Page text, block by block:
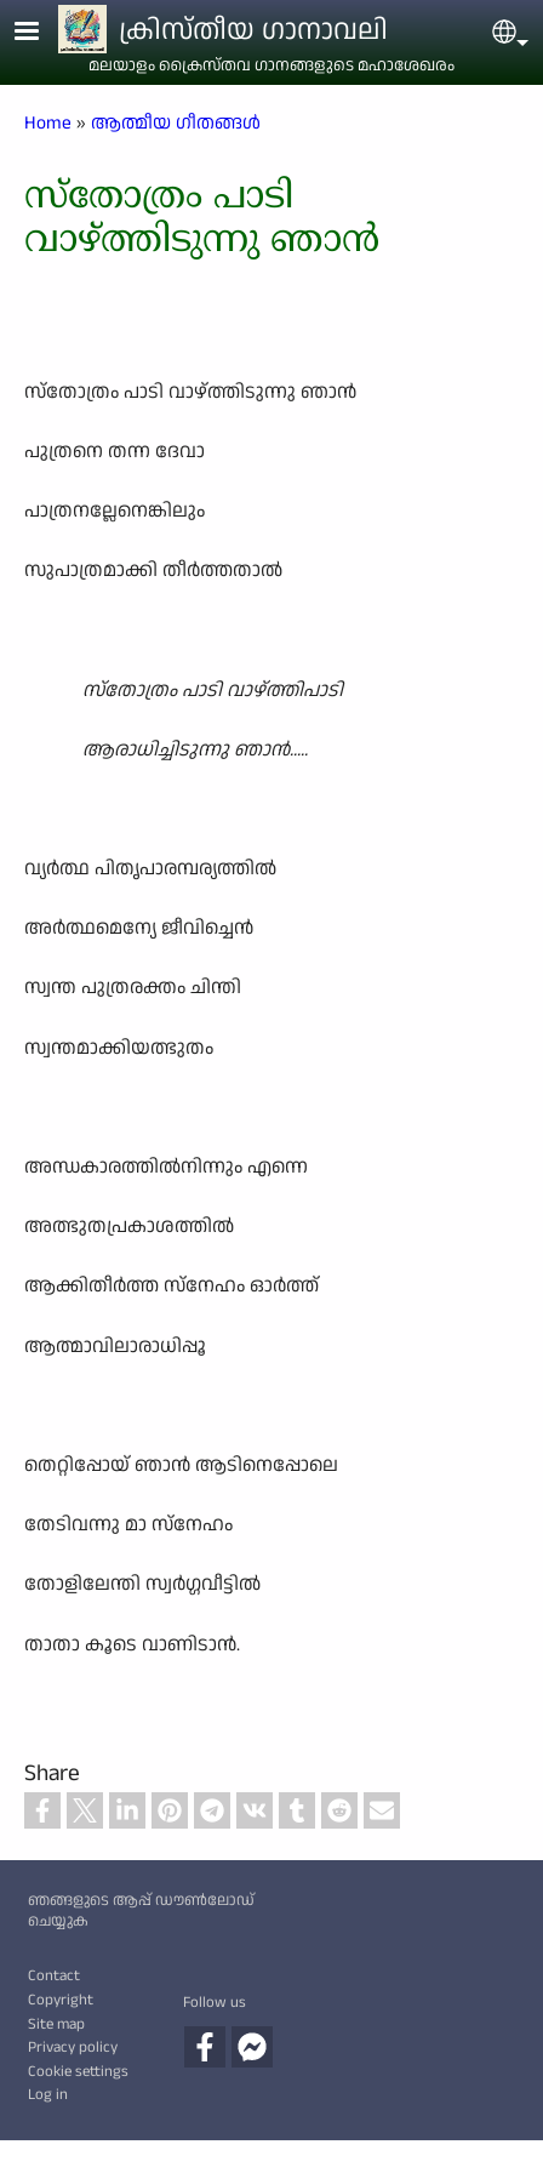
Skip to main contentക്രിസ്തീയ ഗാനാവലി
മലയാളം ക്രൈസ്തവ ഗാനങ്ങളുടെ മഹാശേഖരം
Breadcrumb
Home ആത്മീയ ഗീതങ്ങൾ
സ്തോത്രം പാടി
വാഴ്ത്തിടുന്നു ഞാൻ
സ്തോത്രം പാടി വാഴ്ത്തിടുന്നു ഞാൻ
പുത്രനെ തന്ന ദേവാ
പാത്രനല്ലേനെങ്കിലും
സുപാത്രമാക്കി തീർത്തതാൽ
സ്തോത്രം പാടി വാഴ്ത്തിപാടി
ആരാധിച്ചിടുന്നു ഞാൻ.....
വ്യർത്ഥ പിതൃപാരമ്പര്യത്തിൽ
അർത്ഥമെന്യേ ജീവിച്ചെൻ
സ്വന്ത പുത്രരക്തം ചിന്തി
സ്വന്തമാക്കിയത്ഭുതം
അന്ധകാരത്തിൽനിന്നും എന്നെ
അത്ഭുതപ്രകാശത്തിൽ
ആക്കിതീർത്ത സ്നേഹം ഓർത്ത്
ആത്മാവിലാരാധിപ്പൂ
തെറ്റിപ്പോയ് ഞാൻ ആടിനെപ്പോലെ
തേടിവന്നു മാ സ്നേഹം
തോളിലേന്തി സ്വർഗ്ഗവീട്ടിൽ
താതാ കൂടെ വാണിടാൻ.
Share
ഞങ്ങളുടെ ആപ്പ് ഡൗൺലോഡ്
ചെയ്യുക
Footer
Contact
Copyright
Site map
Privacy policy
Cookie settings
Log in
Follow us